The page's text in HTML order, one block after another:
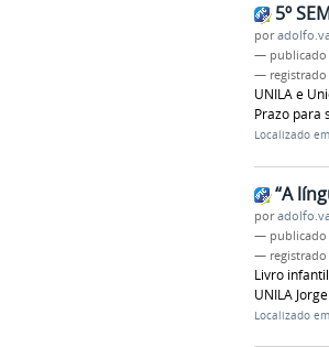
5º
por
— publicado
— registrado
UNILA e
Prazo para
Localizado em
“A
por
— publicado
— registrado
Livro
UNILA
Localizado em